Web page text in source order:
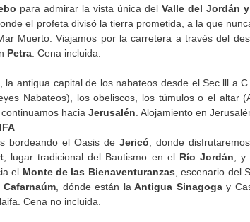
para admirar la vista única del Valle del Jordán
el profeta divisó la tierra prometida, a la que
Muerto. Viajamos por la carretera a través del
Petra . Cena incluida.
, la antigua capital de los nabateos desde el Sec.lll
Nabateos), los obeliscos, los túmulos o el altar
hacia Jerusalén . Alojamiento en
bordeando el Oasis de Jericó , donde
, lugar tradicional del Bautismo en el Río Jordán ,
el Monte de las Bienaventuranzas , escenario del
Cafarnaúm , dónde están la Antigua Sinagogay
Cena no incluida.